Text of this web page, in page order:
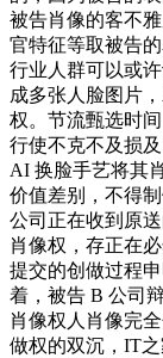
被告肖像的客不
官特征等取被告
行业人群可以或
成多张人脸图片
权。节流甄选时
行使不克不及损
AI 换脸手艺将其
价值差别，不得
公司正在收到原
肖像权，存正在
提交的创做过程
着，被告 B 公司
肖像权人肖像完
做权的双沉，IT